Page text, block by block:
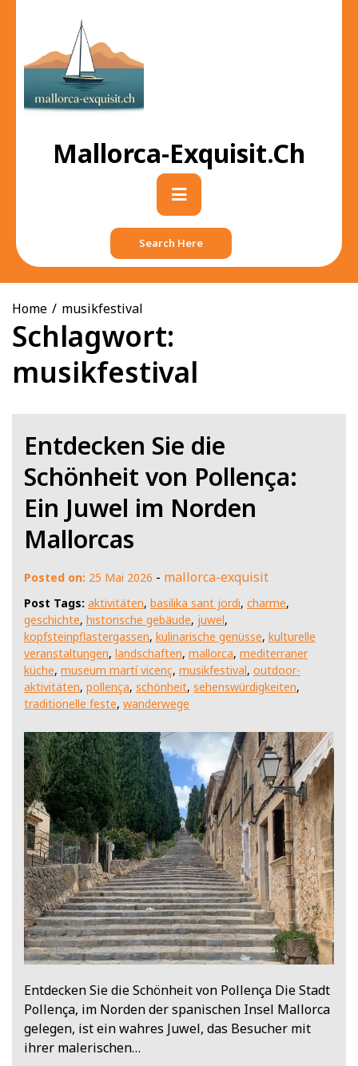
Mallorca-Exquisit.ch
Primary
Menu
Search Here
Home musikfestival
Schlagwort:
musikfestival
Entdecken Sie die
Schönheit von Pollença:
Ein Juwel im Norden
Mallorcas
Posted on: 25 Mai 2026 - mallorca-exquisit
Post Tags: aktivitäten, basilika sant jordi, charme,
geschichte, historische gebäude, juwel,
kopfsteinpflastergassen, kulinarische genüsse, kulturelle
veranstaltungen, landschaften, mallorca, mediterraner
küche, museum martí vicenç, musikfestival, outdoor-
aktivitäten, pollença, schönheit, sehenswürdigkeiten,
traditionelle feste, wanderwege
Entdecken Sie die Schönheit von Pollença Die Stadt
Pollença, im Norden der spanischen Insel Mallorca
gelegen, ist ein wahres Juwel, das Besucher mit
ihrer malerischen…